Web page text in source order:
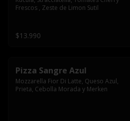
Frescos , Zeste de Limon Sutil
$13.990
Pizza Sangre Azul
Mozzarella Fior Di Latte, Queso Azul,
Prieta, Cebolla Morada y Merken